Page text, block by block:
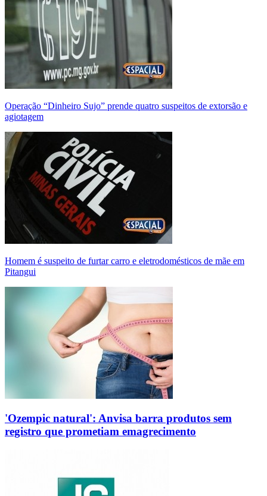
Operação “Dinheiro Sujo” prende quatro suspeitos de extorsão e
agiotagem
Homem é suspeito de furtar carro e eletrodomésticos de mãe em
Pitangui
'Ozempic natural': Anvisa barra produtos sem
registro que prometiam emagrecimento